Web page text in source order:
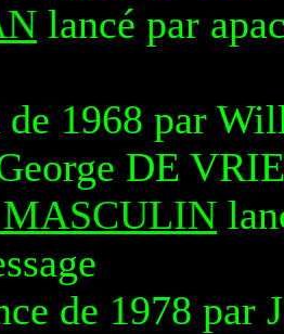
lancé par
1968 par
DE
de 1978 par